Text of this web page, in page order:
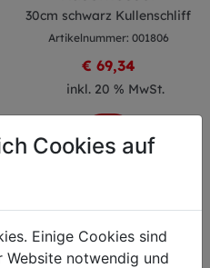
30cm schwarz Kullenschliff
Artikelnummer: 001806
€ 69,34
inkl. 20 % MwSt.
Cookies auf
Einige Cookies sind
notwendig und